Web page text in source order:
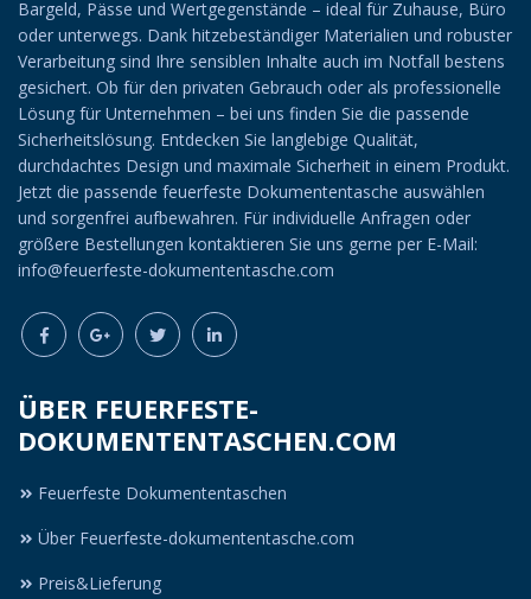
Bargeld, Pässe und Wertgegenstände – ideal für Zuhause, Büro
oder unterwegs. Dank hitzebeständiger Materialien und robuster
Verarbeitung sind Ihre sensiblen Inhalte auch im Notfall bestens
gesichert. Ob für den privaten Gebrauch oder als professionelle
Lösung für Unternehmen – bei uns finden Sie die passende
Sicherheitslösung. Entdecken Sie langlebige Qualität,
durchdachtes Design und maximale Sicherheit in einem Produkt.
Jetzt die passende feuerfeste Dokumententasche auswählen
und sorgenfrei aufbewahren. Für individuelle Anfragen oder
größere Bestellungen kontaktieren Sie uns gerne per E-Mail:
info@feuerfeste-dokumententasche.com
ÜBER FEUERFESTE-
DOKUMENTENTASCHEN.COM
Feuerfeste Dokumententaschen
Über Feuerfeste-dokumententasche.com
Preis&Lieferung